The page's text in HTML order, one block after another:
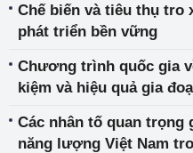
Chế biến và tiêu thụ
phát triển bền vững
Chương trình quốc gia
kiệm và hiệu quả gia
Việt Nam trong giai
Các nhân tố quan trọng
năng lượng Việt Nam